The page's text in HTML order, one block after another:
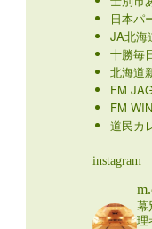
日本パ
JA北海
十勝毎
北海道
FM
FM
道民カ
instagram
幕
理